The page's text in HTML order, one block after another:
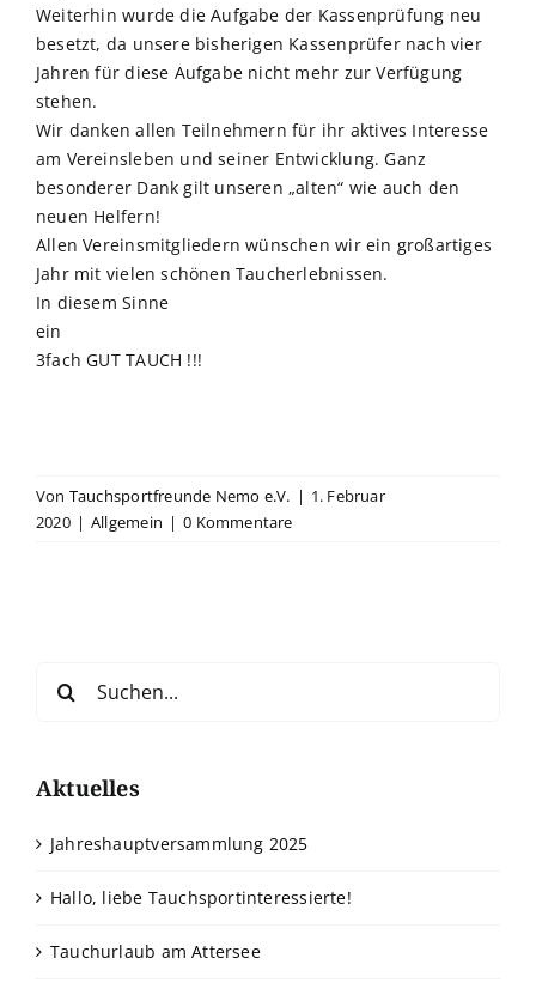
Weiterhin wurde die Aufgabe der Kassenprüfung neu
besetzt, da unsere bisherigen Kassenprüfer nach vier
Jahren für diese Aufgabe nicht mehr zur Verfügung
stehen.
Wir danken allen Teilnehmern für ihr aktives Interesse
am Vereinsleben und seiner Entwicklung. Ganz
besonderer Dank gilt unseren „alten“ wie auch den
neuen Helfern!
Allen Vereinsmitgliedern wünschen wir ein großartiges
Jahr mit vielen schönen Taucherlebnissen.
In diesem Sinne
ein
3fach GUT TAUCH !!!
Von Tauchsportfreunde Nemo e.V. | 1. Februar
2020 | Allgemein | 0 Kommentare
nach:
Aktuelles
Jahreshauptversammlung 2025
Hallo, liebe Tauchsportinteressierte!
Tauchurlaub am Attersee